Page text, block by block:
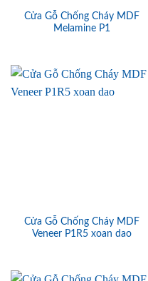
Cửa Gỗ Chống Cháy MDF
Melamine P1
Cửa Gỗ Chống Cháy MDF
Veneer P1R5 xoan dao